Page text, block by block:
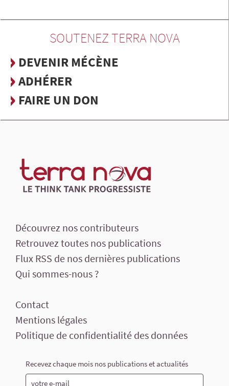
SOUTENEZ TERRA NOVA
DEVENIR MÉCÈNE
ADHÉRER
FAIRE UN DON
Découvrez nos contributeurs
Retrouvez toutes nos publications
Flux RSS de nos dernières publications
Qui sommes-nous ?
Contact
Mentions légales
Politique de confidentialité des données
Recevez chaque mois nos publications et actualités